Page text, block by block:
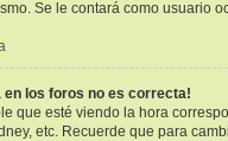
Se le contará como usuario
en los foros no es correcta!
que esté viendo la hora
etc. Recuerde que para